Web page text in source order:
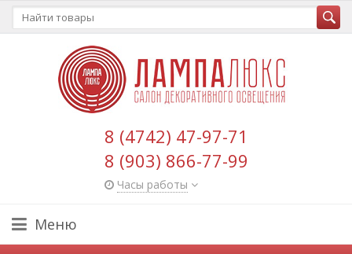
8 (4742) 47-97-71
8 (903) 866-77-99
Часы работы
Меню